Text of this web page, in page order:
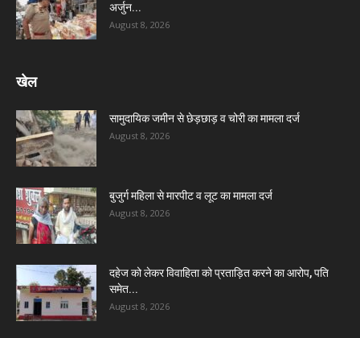
अर्जुन...
August 8, 2026
खेल
सामुदायिक जमीन से छेड़छाड़ व चोरी का मामला दर्ज
August 8, 2026
बुजुर्ग महिला से मारपीट व लूट का मामला दर्ज
August 8, 2026
दहेज को लेकर विवाहिता को प्रताड़ित करने का आरोप, पति
समेत...
August 8, 2026